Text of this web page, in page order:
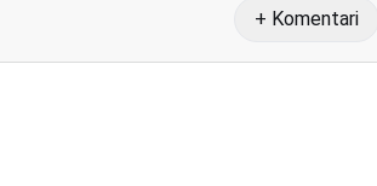
+ Komentari